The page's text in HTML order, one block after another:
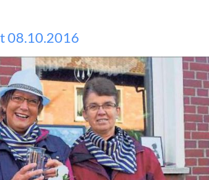
08.10.2016